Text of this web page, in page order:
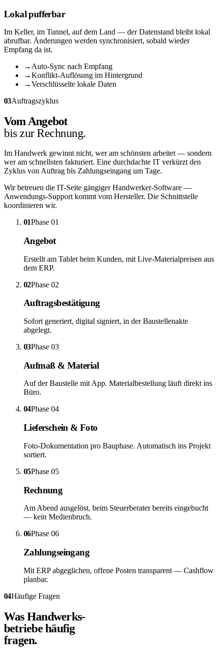
Lokal pufferbar
Im Keller, im Tunnel, auf dem Land — der Datenstand bleibt lokal
abrufbar. Änderungen werden synchronisiert, sobald wieder
Empfang da ist.
→ Auto-Sync nach Empfang
→Konflikt-Auflösung im Hintergrund
→Verschlüsselte lokale Daten
03Auftragszyklus
Vom Angebot
bis zur Rechnung.
Im Handwerk gewinnt nicht, wer am schönsten arbeitet — sondern
wer am schnellsten fakturiert. Eine durchdachte IT verkürzt den
Zyklus von Auftrag bis Zahlungseingang um Tage.
Wir betreuen die IT-Seite gängiger Handwerker-Software —
Anwendungs-Support kommt vom Hersteller. Die Schnittstelle
koordinieren wir.
01Phase 01
Angebot
Erstellt am Tablet beim Kunden, mit Live-Materialpreisen aus
dem ERP.
02Phase 02
Auftragsbestätigung
Sofort generiert, digital signiert, in der Baustellenakte
abgelegt.
03Phase 03
Aufmaß & Material
Auf der Baustelle mit App. Materialbestellung läuft direkt ins
Büro.
04Phase 04
Lieferschein & Foto
Foto-Dokumentation pro Bauphase. Automatisch ins Projekt
sortiert.
05Phase 05
Rechnung
Am Abend ausgelöst, beim Steuerberater bereits eingebucht
— kein Medienbruch.
06Phase 06
Zahlungseingang
Mit ERP abgeglichen, offene Posten transparent — Cashflow
planbar.
04Häufige Fragen
Was Handwerks-
betriebe häufig
fragen.